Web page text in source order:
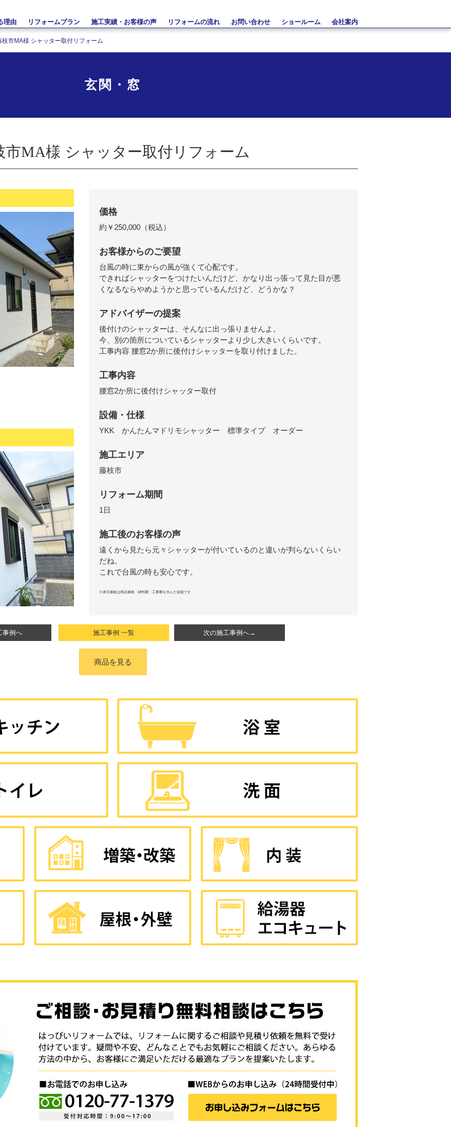
理由 リフォームプラン 施工実績・お客様の声 リフォームの流れ お問い合わせ ショールーム 会社案内
枝市MA様 シャッター取付リフォーム
玄関・窓
市MA様 シャッター取付リフォーム
価格
約￥250,000（税込）
お客様からのご要望
台風の時に東からの風が強くて心配です。
できればシャッターをつけたいんだけど、かなり出っ張って見た目が悪
くなるならやめようかと思っているんだけど、どうかな？
アドバイザーの提案
後付けのシャッターは、そんなに出っ張りませんよ。
今、別の箇所についているシャッターより少し大きいくらいです。
工事内容 腰窓2か所に後付けシャッターを取り付けました。
工事内容
腰窓2か所に後付けシャッター取付
設備・仕様
YKK かんたんマドリモシャッター 標準タイプ オーダー
施工エリア
藤枝市
リフォーム期間
1日
施工後のお客様の声
遠くから見たら元々シャッターが付いているのと違いが判らないくらい
だね。
これで台風の時も安心です。
※表示価格は商品価格・材料費・工事費を含んだ金額です
例へ 施工事例 一覧 次の施工事例へ→
商品を見る